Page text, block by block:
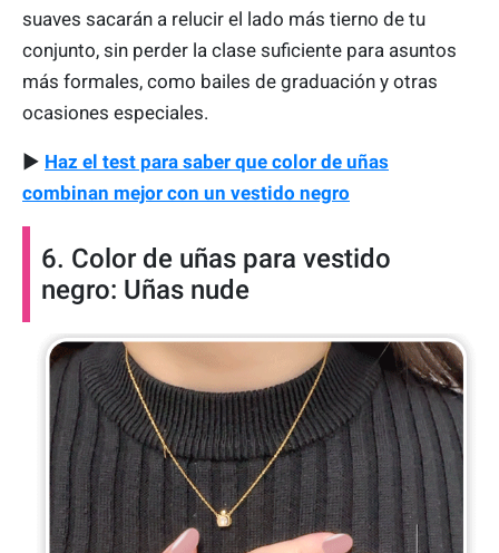
suaves sacarán a relucir el lado más tierno de tu
conjunto, sin perder la clase suficiente para asuntos
más formales, como bailes de graduación y otras
ocasiones especiales.
▶ Haz el test para saber que color de uñas
combinan mejor con un vestido negro
6. Color de uñas para vestido
negro: Uñas nude